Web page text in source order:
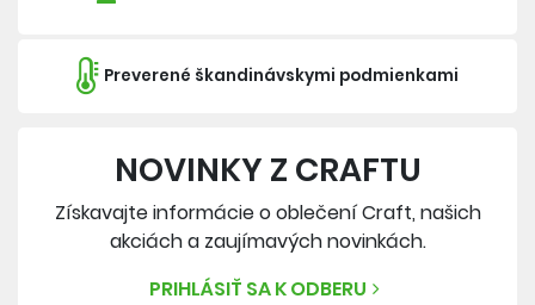
Preverené škandinávskymi podmienkami
NOVINKY Z CRAFTU
Získavajte informácie o oblečení Craft, našich
akciách a zaujímavých novinkách.
PRIHLÁSIŤ SA K ODBERU